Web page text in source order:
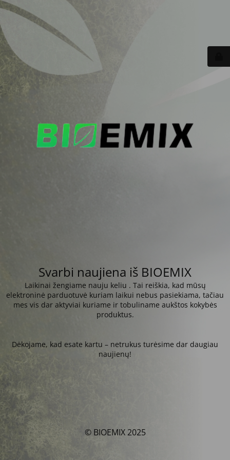
Svarbi naujiena iš BIOEMIX
Laikinai žengiame nauju keliu . Tai reiškia, kad mūsų
elektroninė parduotuvė kuriam laikui nebus pasiekiama, tačiau
mes vis dar aktyviai kuriame ir tobuliname aukštos kokybės
produktus.
Dėkojame, kad esate kartu – netrukus turėsime dar daugiau
naujienų!
© BIOEMIX 2025